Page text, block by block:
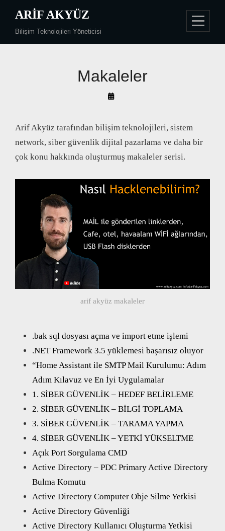
content
ARIF AKYÜZ
Bilişim Teknolojileri Yöneticisi
Makaleler
By
Arif Akyüz tarafından bilişim teknolojileri, sistem
network, siber güvenlik dijital pazarlama ve daha bir
çok konu hakkında oluşturmuş makaleler serisi.
arif akyüz makaleler
.bak sql dosyası açma ve import etme işlemi
.NET Framework 3.5 yüklemesi başarısız oluyor
“Home Assistant ile SMTP Mail Kurulumu: Adım
Adım Kılavuz ve En İyi Uygulamalar
1. SİBER GÜVENLİK – HEDEF BELİRLEME
2. SİBER GÜVENLİK – BİLGİ TOPLAMA
3. SİBER GÜVENLİK – TARAMA YAPMA
4. SİBER GÜVENLİK – YETKİ YÜKSELTME
Açık Port Sorgulama CMD
Active Directory – PDC Primary Active Directory
Bulma Komutu
Active Directory Computer Obje Silme Yetkisi
Active Directory Güvenliği
Active Directory Kullanıcı Oluşturma Yetkisi